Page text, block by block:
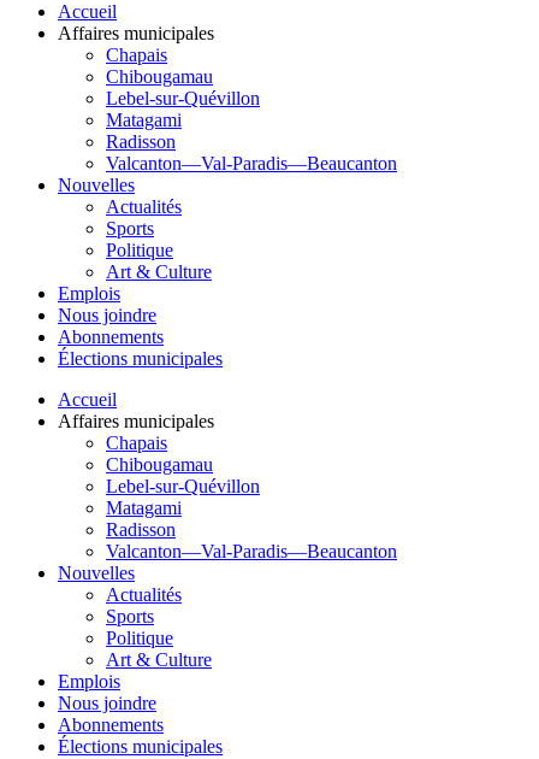
Accueil
Affaires municipales
Chapais
Chibougamau
Lebel-sur-Quévillon
Matagami
Radisson
Valcanton—Val-Paradis—Beaucanton
Nouvelles
Actualités
Sports
Politique
Art & Culture
Emplois
Nous joindre
Abonnements
Élections municipales
Accueil
Affaires municipales
Chapais
Chibougamau
Lebel-sur-Quévillon
Matagami
Radisson
Valcanton—Val-Paradis—Beaucanton
Nouvelles
Actualités
Sports
Politique
Art & Culture
Emplois
Nous joindre
Abonnements
Élections municipales